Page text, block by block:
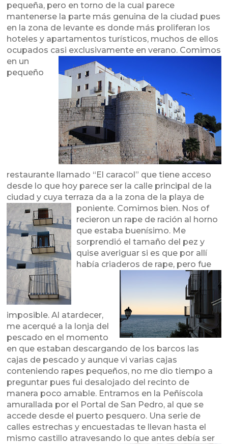
pequeña, pero en torno de la cual parece
mantenerse la parte más genuina de la ciudad pues
en la zona de levante es donde más proliferan los
hoteles y apartamentos turísticos, muchos de ellos
ocupados casi exclusivamente en verano. Comimos
en un
pequeño
restaurante llamado “El caracol” que tiene acceso
desde lo que hoy parece ser la calle principal de la
ciudad y cuya terraza da a la zona de la playa de
poniente. Comimos bien. Nos of
recieron un rape de ración al horno
que estaba buenísimo. Me
sorprendió el tamaño del pez y
quise averiguar si es que por allí
había criaderos de rape, pero fue
imposible. Al atardecer,
me acerqué a la lonja del
pescado en el momento
en que estaban descargando de los barcos las
cajas de pescado y aunque vi varias cajas
conteniendo rapes pequeños, no me dio tiempo a
preguntar pues fui desalojado del recinto de
manera poco amable. Entramos en la Peñíscola
amurallada por el Portal de San Pedro, al que se
accede desde el puerto pesquero. Una serie de
calles estrechas y encuestadas te llevan hasta el
mismo castillo atravesando lo que antes debía ser